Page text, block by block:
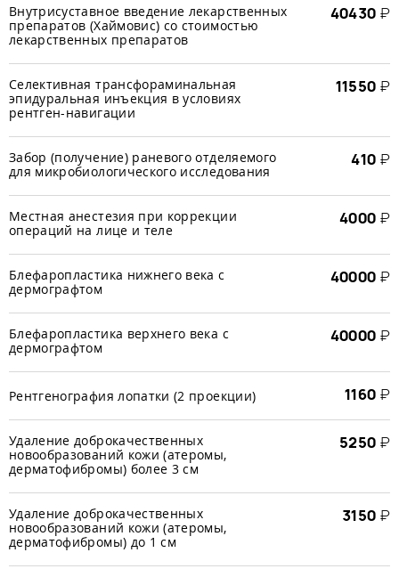
Внутрисуставное введение лекарственных
препаратов (Хаймовис) со стоимостью
лекарственных препаратов
40430 ₽
Селективная трансфораминальная
эпидуральная инъекция в условиях
рентген-навигации
11550 ₽
Забор (получение) раневого отделяемого
для микробиологического исследования
410 ₽
Местная анестезия при коррекции
операций на лице и теле
4000 ₽
Блефаропластика нижнего века с
дермографтом
40000 ₽
Блефаропластика верхнего века с
дермографтом
40000 ₽
Рентгенография лопатки (2 проекции) 1160 ₽
Удаление доброкачественных
новообразований кожи (атеромы,
дерматофибромы) более 3 см
5250 ₽
Удаление доброкачественных
новообразований кожи (атеромы,
дерматофибромы) до 1 см
3150 ₽